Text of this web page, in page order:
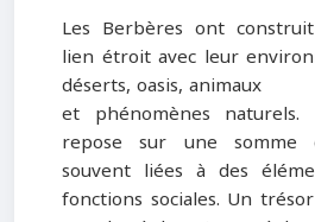
Les Berbères ont
lien étroit avec leur
déserts, oasis, animaux
et phénomènes
repose sur une somme
souvent liées à des
fonctions sociales. Un